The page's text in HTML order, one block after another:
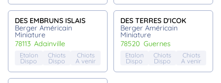
DES EMBRUNS ISLAIS
Berger Américain
Miniature
78113
adainville
Etalon
Dispo
Chiots
Dispo
Chiots
A venir
DES TERRES D'ICOK
Berger Américain
Miniature
78520
guernes
Etalon
Dispo
Chiots
Dispo
Chiots
A venir